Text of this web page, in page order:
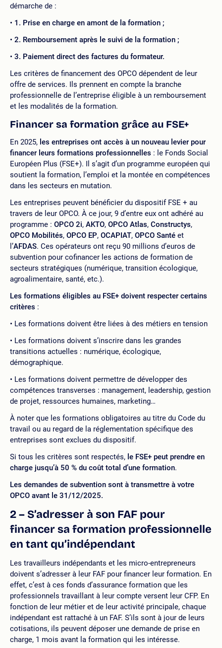
démarche de :
1. Prise en charge en amont de la formation ;
2. Remboursement après le suivi de la formation ;
3. Paiement direct des factures du formateur.
Les critères de financement des OPCO dépendent de leur
offre de services. Ils prennent en compte la branche
professionnelle de l’entreprise éligible à un remboursement
et les modalités de la formation.
Financer sa formation grâce au FSE+
En 2025, les entreprises ont accès à un nouveau levier pour
financer leurs formations professionnelles : le Fonds Social
Européen Plus (FSE+). Il s’agit d’un programme européen qui
soutient la formation, l’emploi et la montée en compétences
dans les secteurs en mutation.
Les entreprises peuvent bénéficier du dispositif FSE + au
travers de leur OPCO. À ce jour, 9 d’entre eux ont adhéré au
programme : OPCO 2i, AKTO, OPCO Atlas, Constructys,
OPCO Mobilités, OPCO EP, OCAPIAT, OPCO Santé et
l’AFDAS. Ces opérateurs ont reçu 90 millions d’euros de
subvention pour cofinancer les actions de formation de
secteurs stratégiques (numérique, transition écologique,
agroalimentaire, santé, etc.).
Les formations éligibles au FSE+ doivent respecter certains
critères :
Les formations doivent être liées à des métiers en tension
Les formations doivent s’inscrire dans les grandes
transitions actuelles : numérique, écologique,
démographique.
Les formations doivent permettre de développer des
compétences transverses : management, leadership, gestion
de projet, ressources humaines, marketing…
À noter que les formations obligatoires au titre du Code du
travail ou au regard de la réglementation spécifique des
entreprises sont exclues du dispositif.
Si tous les critères sont respectés, le FSE+ peut prendre en
charge jusqu’à 50 % du coût total d’une formation.
Les demandes de subvention sont à transmettre à votre
OPCO avant le 31/12/2025.
2 – S’adresser à son FAF pour
financer sa formation professionnelle
en tant qu’indépendant
Les travailleurs indépendants et les micro-entrepreneurs
doivent s’adresser à leur FAF pour financer leur formation. En
effet, c’est à ces fonds d’assurance formation que les
professionnels travaillant à leur compte versent leur CFP. En
fonction de leur métier et de leur activité principale, chaque
indépendant est rattaché à un FAF. S’ils sont à jour de leurs
cotisations, ils peuvent déposer une demande de prise en
charge, 1 mois avant la formation qui les intéresse.